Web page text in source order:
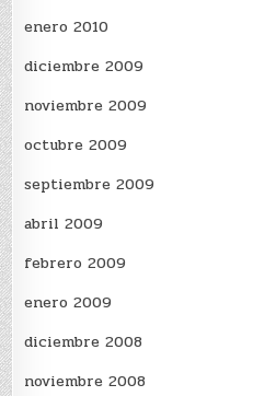
enero 2010
diciembre 2009
noviembre 2009
octubre 2009
septiembre 2009
abril 2009
febrero 2009
enero 2009
diciembre 2008
noviembre 2008